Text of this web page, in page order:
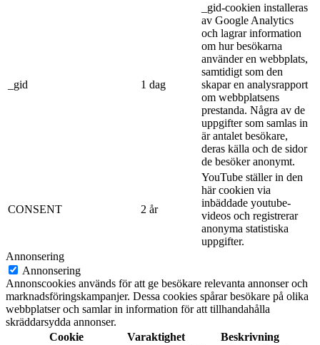
_gid 1 dag
_gid-cookien installeras
av Google Analytics
och lagrar information
om hur besökarna
använder en webbplats,
samtidigt som den
skapar en analysrapport
om webbplatsens
prestanda. Några av de
uppgifter som samlas in
är antalet besökare,
deras källa och de sidor
de besöker anonymt.
CONSENT 2 år
YouTube ställer in den
här cookien via
inbäddade youtube-
videos och registrerar
anonyma statistiska
uppgifter.
Annonsering
Annonsering
Annonscookies används för att ge besökare relevanta annonser och
marknadsföringskampanjer. Dessa cookies spårar besökare på olika
webbplatser och samlar in information för att tillhandahålla
skräddarsydda annonser.
Cookie
Varaktighet
Beskrivning